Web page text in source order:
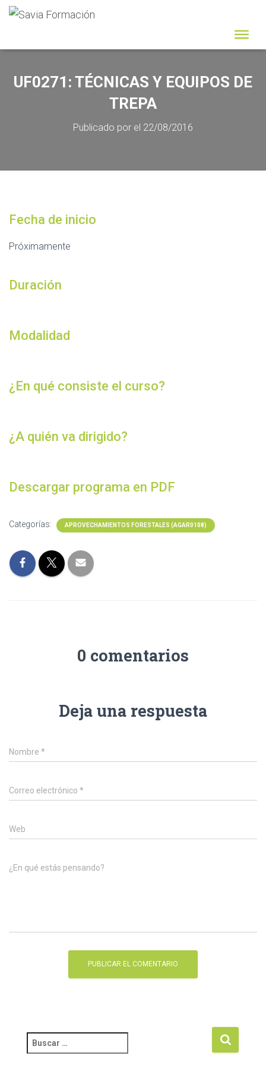
UF0271: TÉCNICAS Y EQUIPOS DE
TREPA
Publicado por el 22/08/2016
Fecha de inicio
Próximamente
Duración
Modalidad
¿En qué consiste el curso?
¿A quién va dirigido?
Descargar programa en PDF
Categorías: APROVECHAMIENTOS FORESTALES (AGAR0108)
0 comentarios
Deja una respuesta
Nombre *
Correo electrónico *
Web
¿En qué estás pensando?